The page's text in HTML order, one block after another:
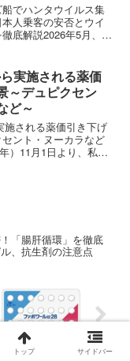
でハンタウイルス集
人乗客の安否とウイ
底解説2026年5月、大
ネズミなどのげっ歯
...実施される薬価
～デュピクセン
ど～
施される薬価引き下げ
ント・ヌーカラなど
）11月1日より、私た
「腸肝循環」を徹底
、抗生剤の注意点
トップ サイドバー